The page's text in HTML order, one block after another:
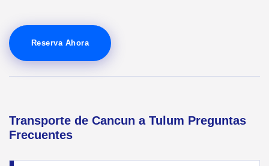
Reserva Ahora
Transporte de Cancun a Tulum Preguntas
Frecuentes